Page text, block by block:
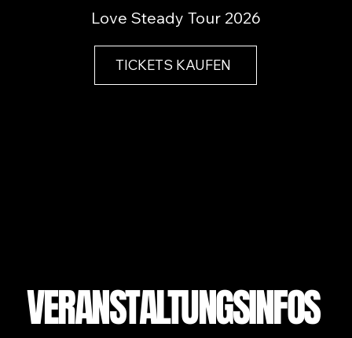
Love Steady Tour 2026
TICKETS KAUFEN
VERANSTALTUNGSINFOS